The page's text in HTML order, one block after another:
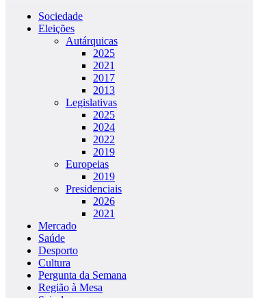
Sociedade
Eleições
Autárquicas
2025
2021
2017
2013
Legislativas
2025
2024
2022
2019
Europeias
2019
Presidenciais
2026
2021
Mercado
Saúde
Desporto
Cultura
Pergunta da Semana
Região à Mesa